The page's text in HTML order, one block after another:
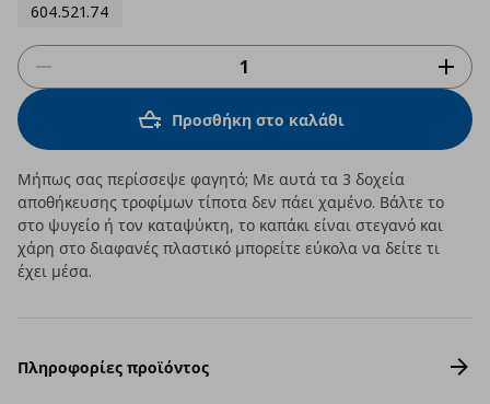
604.521.74
Προσθήκη στο καλάθι
Μήπως σας περίσσεψε φαγητό; Με αυτά τα 3 δοχεία
αποθήκευσης τροφίμων τίποτα δεν πάει χαμένο. Βάλτε το
στο ψυγείο ή τον καταψύκτη, το καπάκι είναι στεγανό και
χάρη στο διαφανές πλαστικό μπορείτε εύκολα να δείτε τι
έχει μέσα.
Πληροφορίες προϊόντος